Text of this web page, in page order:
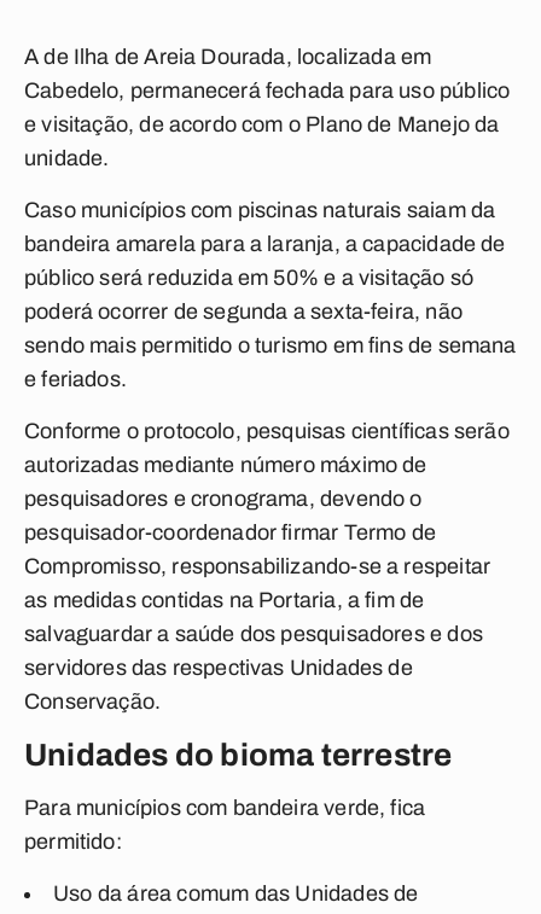
A de Ilha de Areia Dourada, localizada em
Cabedelo, permanecerá fechada para uso público
e visitação, de acordo com o Plano de Manejo da
unidade.
Caso municípios com piscinas naturais saiam da
bandeira amarela para a laranja, a capacidade de
público será reduzida em 50% e a visitação só
poderá ocorrer de segunda a sexta-feira, não
sendo mais permitido o turismo em fins de semana
e feriados.
Conforme o protocolo, pesquisas científicas serão
autorizadas mediante número máximo de
pesquisadores e cronograma, devendo o
pesquisador-coordenador firmar Termo de
Compromisso, responsabilizando-se a respeitar
as medidas contidas na Portaria, a fim de
salvaguardar a saúde dos pesquisadores e dos
servidores das respectivas Unidades de
Conservação.
Unidades do bioma terrestre
Para municípios com bandeira verde, fica
permitido:
Uso da área comum das Unidades de